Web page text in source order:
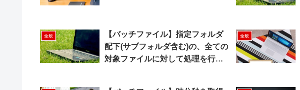
全般
【バッチファイル】指定フォルダ
配下(サブフォルダ含む)の、全ての
対象ファイルに対して処理を行う
全般